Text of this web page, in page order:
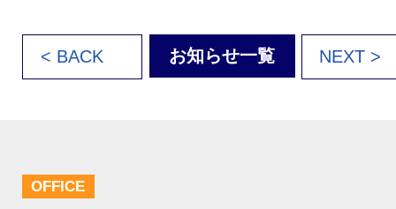
< BACK お知らせ一覧 NEXT >
OFFICE